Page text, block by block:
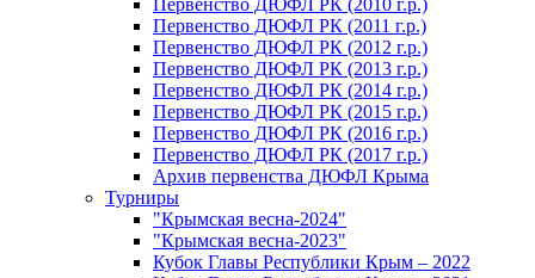
Первенство ДЮФЛ РК (2010 г.р.)
Первенство ДЮФЛ РК (2011 г.р.)
Первенство ДЮФЛ РК (2012 г.р.)
Первенство ДЮФЛ РК (2013 г.р.)
Первенство ДЮФЛ РК (2014 г.р.)
Первенство ДЮФЛ РК (2015 г.р.)
Первенство ДЮФЛ РК (2016 г.р.)
Первенство ДЮФЛ РК (2017 г.р.)
Архив первенства ДЮФЛ Крыма
Турниры
"Крымская весна-2024"
"Крымская весна-2023"
Кубок Главы Республики Крым – 2022